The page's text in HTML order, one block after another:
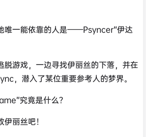
唯一能依靠的人是——Psyncer“伊达
脱游戏，一边寻找伊丽丝的下落，并在
，潜入了某位重要参考人的梦界。
究竟是什么？
丽丝吧！